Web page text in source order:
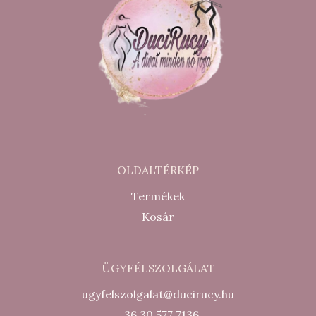
OLDALTÉRKÉP
Termékek
Kosár
ÜGYFÉLSZOLGÁLAT
ugyfelszolgalat@ducirucy.hu